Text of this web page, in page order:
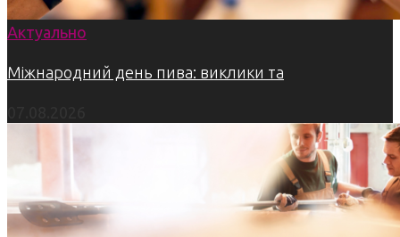
Актуально
Міжнародний день пива: виклики та